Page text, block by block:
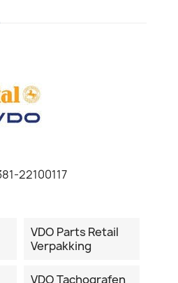
22100117
VDO Parts Retail
Verpakking
VDO Tachografen